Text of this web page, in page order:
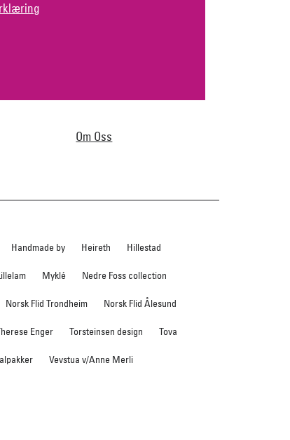
Om Oss
Handmade by Heireth Hillestad
Myklé Nedre Foss collection
Norsk Flid Trondheim Norsk Flid Ålesund
Enger Torsteinsen design Tova
Vevstua v/Anne Merli